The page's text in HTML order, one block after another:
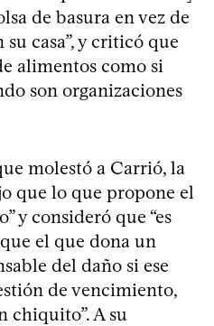
de basura en vez de
casa”, y criticó que
alimentos como si
son organizaciones
molestó a Carrió, la
que lo que propone el
y consideró que “es
el que dona un
del daño si ese
de vencimiento,
chiquito”. A su